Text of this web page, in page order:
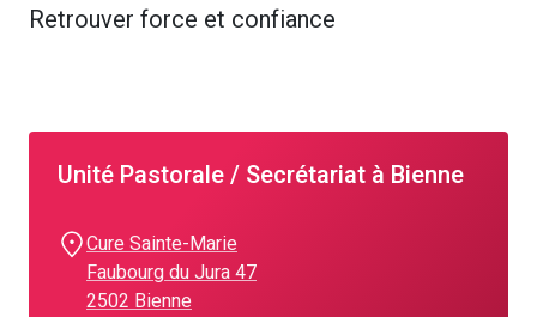
Retrouver force et confiance
Unité Pastorale / Secrétariat à Bienne
Cure Sainte-Marie
Faubourg du Jura 47
2502 Bienne